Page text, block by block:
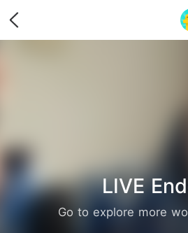
LIVE
Go to explore more